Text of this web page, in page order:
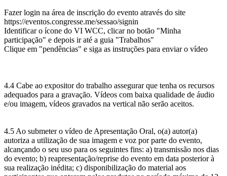
Fazer login na área de inscrição do evento através do site
https://eventos.congresse.me/sessao/signin
Identificar o ícone do VI WCC, clicar no botão "Minha
participação" e depois ir até a guia "Trabalhos"
Clique em "pendências" e siga as instruções para enviar o vídeo
4.4 Cabe ao expositor do trabalho assegurar que tenha os recursos
adequados para a gravação. Vídeos com baixa qualidade de áudio
e/ou imagem, vídeos gravados na vertical não serão aceitos.
4.5 Ao submeter o vídeo de Apresentação Oral, o(a) autor(a)
autoriza a utilização de sua imagem e voz por parte do evento,
alcançando o seu uso para os seguintes fins: a) transmissão nos dias
do evento; b) reapresentação/reprise do evento em data posterior à
sua realização inédita; c) disponibilização do material aos